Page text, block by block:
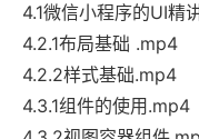
4.1微信小程序的UI精
4.2.1布局基础 .mp4
4.2.2样式基础.mp4
4.3.1组件的使用.mp4